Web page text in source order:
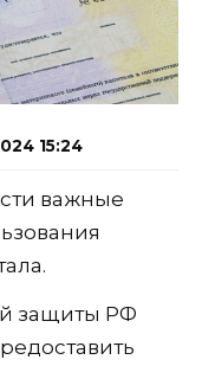
15:24
важные
защиты РФ